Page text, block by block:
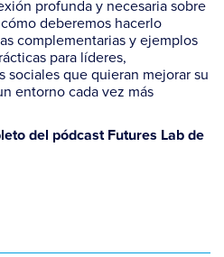
profunda y necesaria sobre
deberemos hacerlo
complementarias y ejemplos
para líderes,
sociales que quieran mejorar su
entorno cada vez más
del pódcast Futures Lab de